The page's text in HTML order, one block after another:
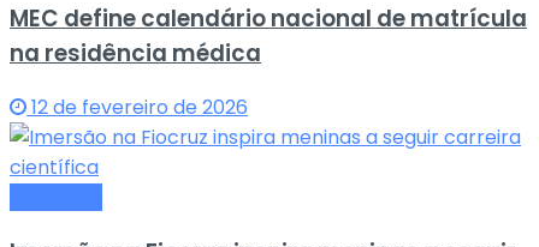
MEC define calendário nacional de matrícula
na residência médica
12 de fevereiro de 2026